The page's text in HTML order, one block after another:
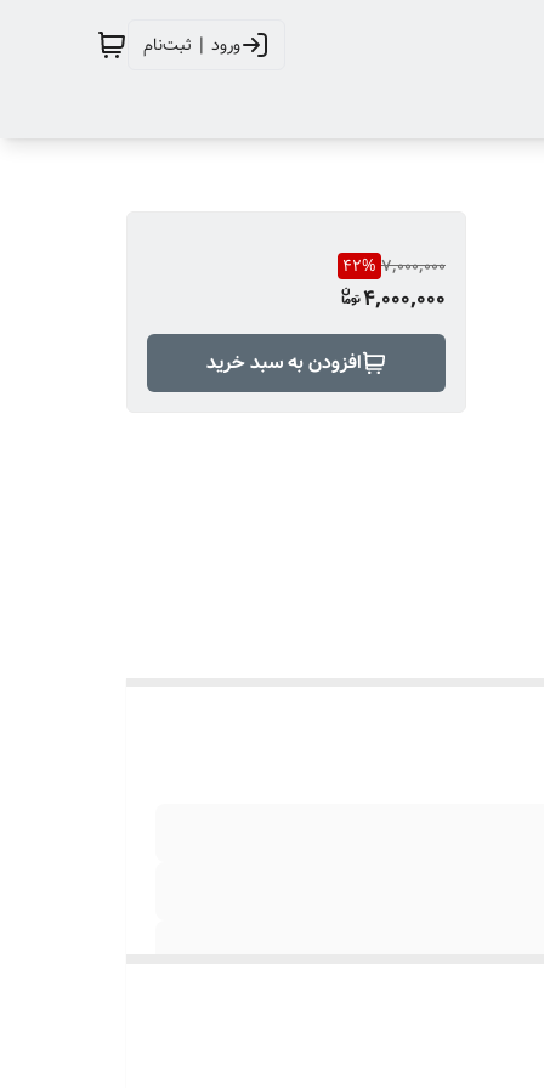
ورود | ثبت‌نام
7,000,000
42%
4,000,000
افزودن به سبد خرید